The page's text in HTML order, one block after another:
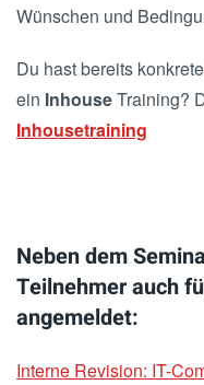
Wünschen und
Du hast bereits
ein InhouseTraining?
Inhousetraining
Neben dem
Teilnehmer auch
angemeldet:
Interne Revision: IT-